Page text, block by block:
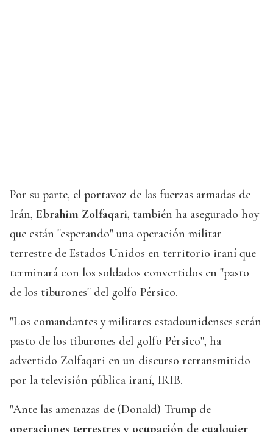
Por su parte, el portavoz de las fuerzas armadas de
Irán, Ebrahim Zolfaqari, también ha asegurado hoy
que están "esperando" una operación militar
terrestre de Estados Unidos en territorio iraní que
terminará con los soldados convertidos en "pasto
de los tiburones" del golfo Pérsico.
"Los comandantes y militares estadounidenses serán
pasto de los tiburones del golfo Pérsico", ha
advertido Zolfaqari en un discurso retransmitido
por la televisión pública iraní, IRIB.
"Ante las amenazas de (Donald) Trump de